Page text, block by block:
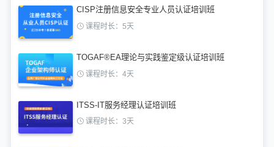
CISP注册信息安全专业人员认证培训班
课程时长：5天
TOGAF®EA理论与实践鉴定级认证培训班
课程时长：4天
ITSS-IT服务经理认证培训班
课程时长：3天